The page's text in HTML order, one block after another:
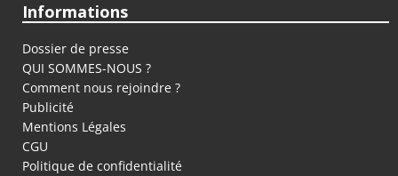
Informations
Dossier de presse
QUI SOMMES-NOUS ?
Comment nous rejoindre ?
Publicité
Mentions Légales
CGU
Politique de confidentialité